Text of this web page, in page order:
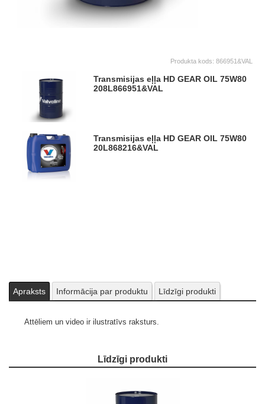
Produkta kods: 866951&VAL
Transmisijas eļļa HD GEAR OIL 75W80
208L866951&VAL
Transmisijas eļļa HD GEAR OIL 75W80
20L868216&VAL
Apraksts Informācija par produktu Līdzīgi produkti
Attēliem un video ir ilustratīvs raksturs.
Līdzīgi produkti